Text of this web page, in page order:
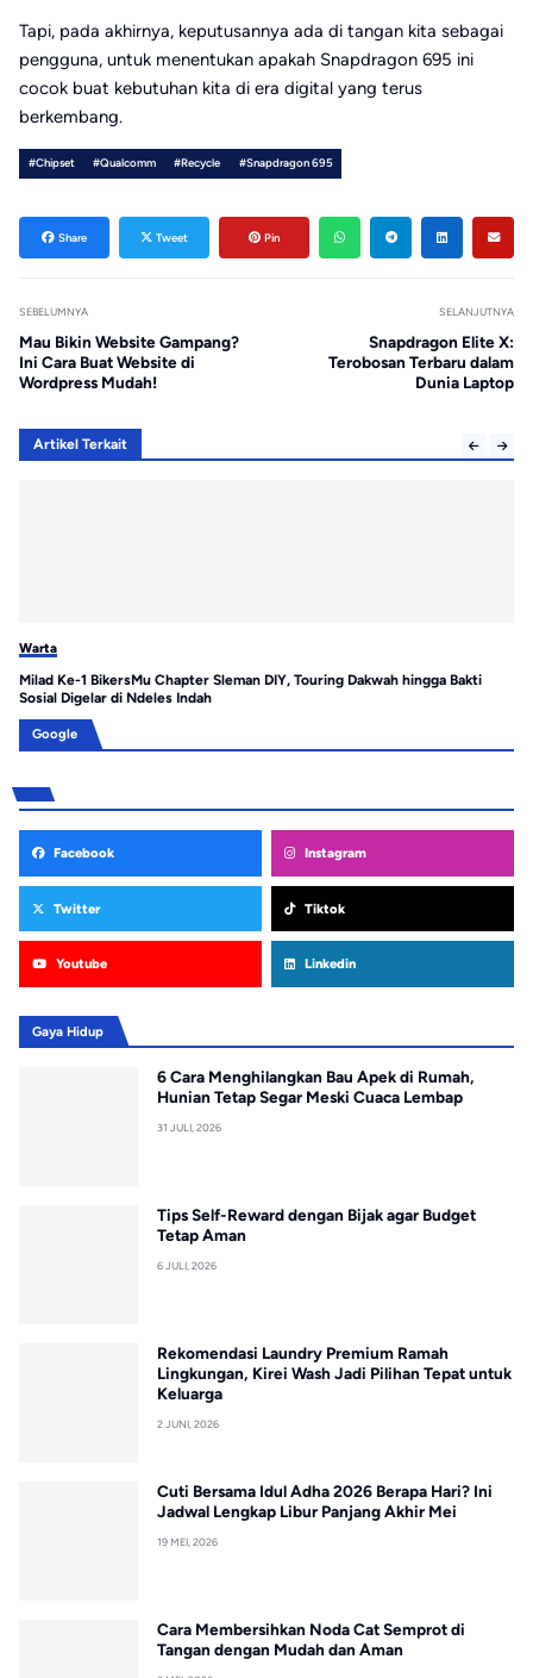
Tapi, pada akhirnya, keputusannya ada di tangan kita sebagai
pengguna, untuk menentukan apakah Snapdragon 695 ini
cocok buat kebutuhan kita di era digital yang terus
berkembang.
#Chipset #Qualcomm #Recycle #Snapdragon 695
Share Tweet Pin
SEBELUMNYA
Mau Bikin Website Gampang?
Ini Cara Buat Website di
Wordpress Mudah!
SELANJUTNYA
Snapdragon Elite X:
Terobosan Terbaru dalam
Dunia Laptop
Artikel Terkait
Warta
Milad Ke-1 BikersMu Chapter Sleman DIY, Touring Dakwah hingga Bakti
Sosial Digelar di Ndeles Indah
Google
Facebook Instagram
Twitter Tiktok
Youtube Linkedin
Gaya Hidup
6 Cara Menghilangkan Bau Apek di Rumah,
Hunian Tetap Segar Meski Cuaca Lembap
31 JULI, 2026
Tips Self-Reward dengan Bijak agar Budget
Tetap Aman
6 JULI, 2026
Rekomendasi Laundry Premium Ramah
Lingkungan, Kirei Wash Jadi Pilihan Tepat untuk
Keluarga
2 JUNI, 2026
Cuti Bersama Idul Adha 2026 Berapa Hari? Ini
Jadwal Lengkap Libur Panjang Akhir Mei
19 MEI, 2026
Cara Membersihkan Noda Cat Semprot di
Tangan dengan Mudah dan Aman